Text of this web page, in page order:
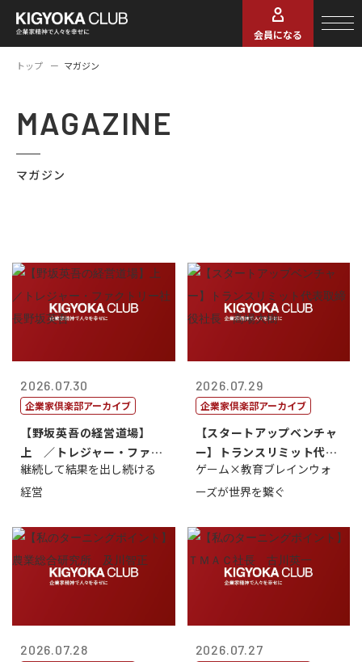
会員になる
トップ マガジン
MAGAZINE
マガジン
2026.07.30
企業家倶楽部アーカイブ
【野坂英吾の経営道場】
上 ／トレジャー・ファク
トリー社長野坂...
継続して結果を出し続ける
経営
2026.07.29
企業家倶楽部アーカイブ
【スタートアップベンチャ
ー】トランスリミット代表
取締役社長 ...
ゲーム×教育ブレインウォ
ーズが世界を繋ぐ
2026.07.28 2026.07.27